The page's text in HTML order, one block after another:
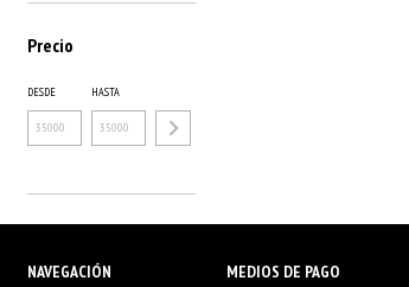
Precio
DESDE HASTA
NAVEGACIÓN MEDIOS DE PAGO